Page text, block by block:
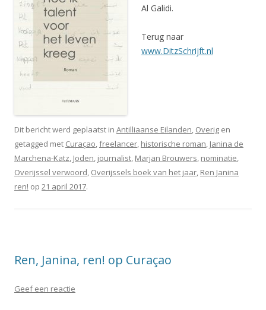
Al Galidi.
Terug naar
www.DitzSchrijft.nl
Dit bericht werd geplaatst in Antilliaanse Eilanden, Overig en
getagged met Curaçao,freelancer, historische roman, Janina de
Marchena-Katz, Joden, journalist, Marjan Brouwers, nominatie,
Overijssel verwoord, Overijssels boek van het jaar, Ren Janina
ren! op 21 april 2017.
Ren, Janina, ren! op Curaçao
Geef een reactie